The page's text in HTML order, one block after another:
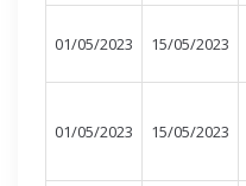
01/05/2023 15/05/2023
01/05/2023 15/05/2023